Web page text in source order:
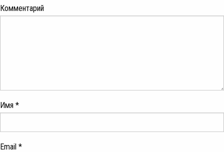
Комментарий
Имя *
Email *